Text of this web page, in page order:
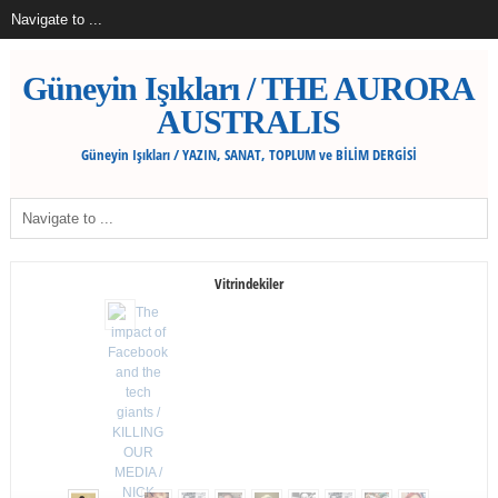
Güneyin Işıkları / THE AURORA
AUSTRALIS
Güneyin Işıkları / YAZIN, SANAT, TOPLUM ve BİLİM DERGİSİ
Vitrindekiler